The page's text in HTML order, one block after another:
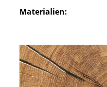
Materialien: